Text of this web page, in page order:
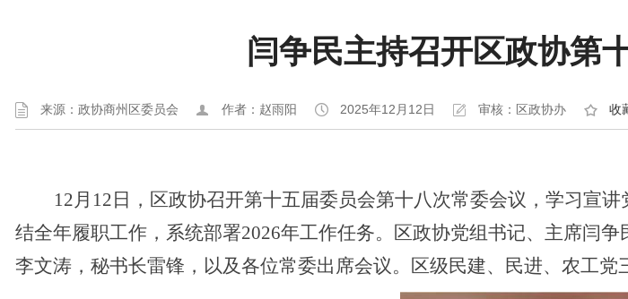
闫争民主持召开区政协第
来源：政协商州区委员会 作者：赵雨阳 2025年12月12日 审核：区政协办 收
12月12日，区政协召开第十五届委员会第十八次常委会议，学习宣
结全年履职工作，系统部署2026年工作任务。区政协党组书记、主席闫
李文涛，秘书长雷锋，以及各位常委出席会议。区级民建、民进、农工党